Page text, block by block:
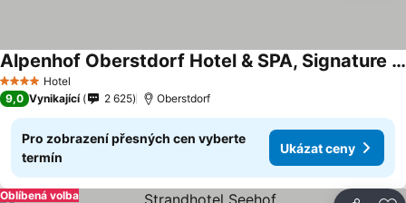
4 Počet hvězdiček
Hotel
Alpenhof Oberstdorf Hotel & SPA, Signature Collection by BW
Ukázat ceny
9,0 Vynikající 2 625 Oberstdorf
Pro zobrazení přesných cen vyberte
termín
Ukázat ceny
Oblíbená volba